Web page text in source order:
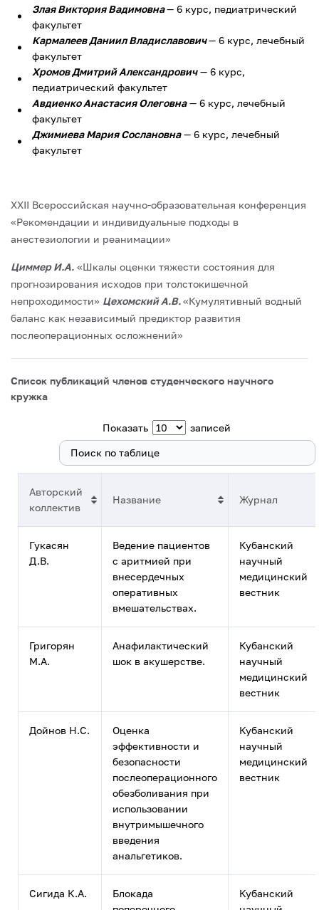
Злая Виктория Вадимовна— 6 курс, педиатрический
факультет
Кармалеев Даниил Владиславович— 6 курс, лечебный
факультет
Хромов Дмитрий Александрович— 6 курс,
педиатрический факультет
Авдиенко Анастасия Олеговна— 6 курс, лечебный
факультет
Джимиева Мария Сослановна— 6 курс, лечебный
факультет
ХХII Всероссийская научно-образовательная конференция
«Рекомендации и индивидуальные подходы в
анестезиологии и реанимации»
Циммер И.А. «Шкалы оценки тяжести состояния для
прогнозирования исходов при толстокишечной
непроходимости» Цехомский А.В.«Кумулятивный водный
баланс как независимый предиктор развития
послеоперационных осложнений»
Список публикаций членов студенческого научного
кружка
Показать записей
Авторский
коллектив
Название Журнал
Гукасян
Д.В.
Ведение пациентов
с аритмией при
внесердечных
оперативных
вмешательствах.
Кубанский
научный
медицинский
вестник
Григорян
М.А.
Анафилактический
шок в акушерстве.
Кубанский
научный
медицинский
вестник
Дойнов Н.С.
Оценка
эффективности и
безопасности
послеоперационного
обезболивания при
использовании
внутримышечного
введения
анальгетиков.
Кубанский
научный
медицинский
вестник
Сигида К.А.
Блокада
Кубанский